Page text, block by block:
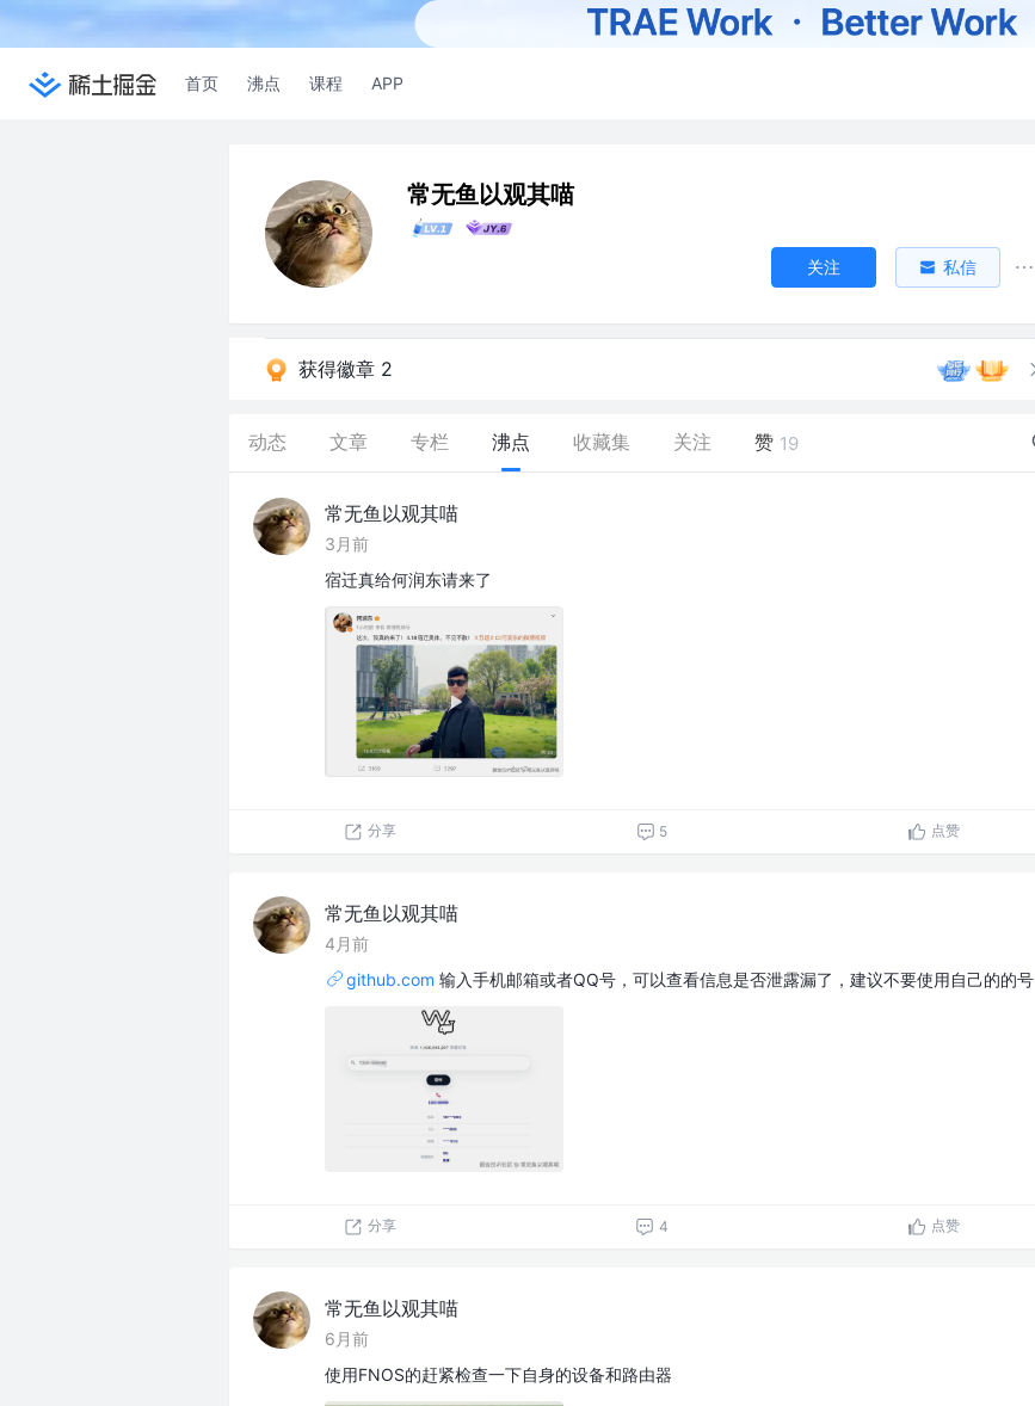
首页 沸点 课程 APP
常无鱼以观其喵
关注 私信
获得徽章 2
动态 文章 专栏 沸点 收藏集 关注 赞 19
常无鱼以观其喵
3月前
宿迁真给何润东请来了
分享 5 点赞
常无鱼以观其喵
4月前
github.com 输入手机邮箱或者QQ号，可以查看信息是否泄露漏了，建议不要使用自己的的号
分享 4 点赞
常无鱼以观其喵
6月前
使用FNOS的赶紧检查一下自身的设备和路由器